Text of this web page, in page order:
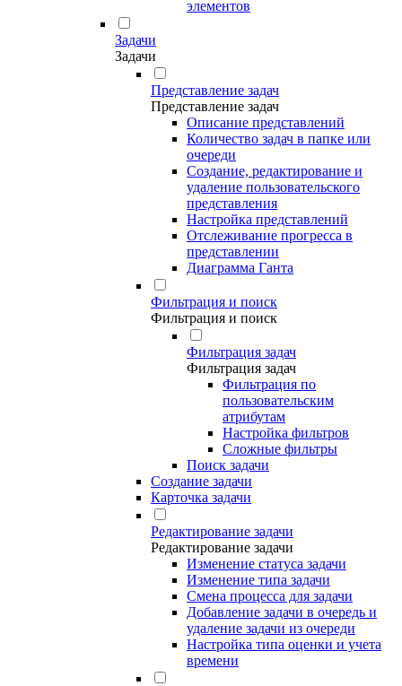
элементов
Задачи
Задачи
Представление задач
Представление задач
Описание представлений
Количество задач в папке или
очереди
Создание, редактирование и
удаление пользовательского
представления
Настройка представлений
Отслеживание прогресса в
представлении
Диаграмма Ганта
Фильтрация и поиск
Фильтрация и поиск
Фильтрация задач
Фильтрация задач
Фильтрация по
пользовательским
атрибутам
Настройка фильтров
Сложные фильтры
Поиск задачи
Создание задачи
Карточка задачи
Редактирование задачи
Редактирование задачи
Изменение статуса задачи
Изменение типа задачи
Смена процесса для задачи
Добавление задачи в очередь и
удаление задачи из очереди
Настройка типа оценки и учета
времени